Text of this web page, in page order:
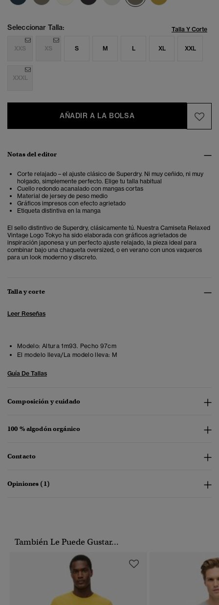
Seleccionar Talla: Talla Y Corte
XXS XS S M L XL XXL
XXXL
AÑADIR A LA BOLSA
Notas del editor
Corte relajado – el ajuste clásico de Superdry. Ni muy ceñido, ni muy
holgado, simplemente perfecto. Elige tu talla habitual
Cuello redondo acanalado con mangas cortas
Material de jersey de peso medio
Gráficos impresos con efecto agrietado
Etiqueta distintiva en la manga
El sello distintivo de Superdry, clásicamente tú. Nuestra Camiseta Relaxed
Vintage Logo Tokyo ha sido elaborada con gráficos agrietados de
inspiración japonesa y un perfecto ajuste relajado, la pieza ideal para
combinar bajo una chaqueta oversized, o en verano con unos vaqueros
para un look moderno y discreto.
Talla y corte
Leer Reseñas
Modelo: Altura 1m93. Pecho 97cm
El modelo lleva/La modelo lleva: M
Guía De Tallas
Composición y cuidado
100 % algodón orgánico
Contacto
Opiniones (1)
También Le Puede Gustar...